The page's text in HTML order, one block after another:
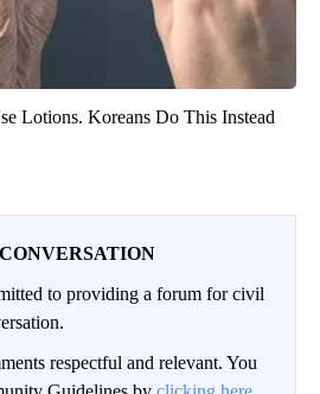
Lotions. Koreans Do This Instead
to providing a forum for civil
respectful and relevant. You